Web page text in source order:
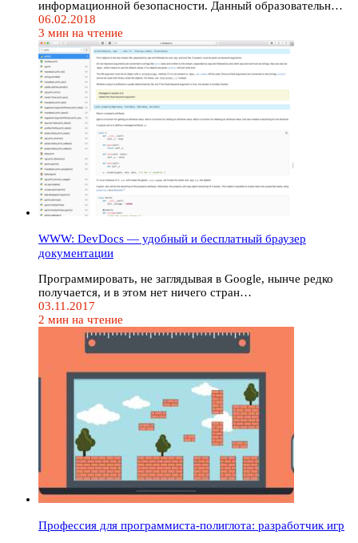
информационной безопасности. Данный образовательн…
06.02.2018
3 мин на чтение
WWW: DevDocs — удобный и бесплатный браузер
документации
Программировать, не заглядывая в Google, нынче редко
получается, и в этом нет ничего стран…
03.11.2017
2 мин на чтение
Профессия для программиста-полиглота: разработчик игр